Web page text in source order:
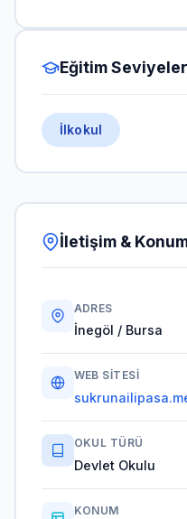
Eğitim
İlkokul
İletişim &
ADRES
İnegöl / Bursa
WEB SITESI
OKUL TÜRÜ
Devlet Okulu
KONUM